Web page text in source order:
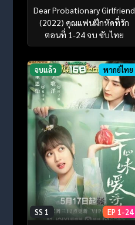
Dear Probationary Girlfriend
(2022) คุณแฟนฝึกหัดที่รัก
ตอนที่ 1-24 จบ ซับไทย
จบแล้ว พากย์ไทย
SS 1 EP 1-24